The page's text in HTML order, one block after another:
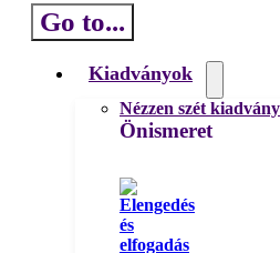
Go to...
Kiadványok
Nézzen szét
Önismeret